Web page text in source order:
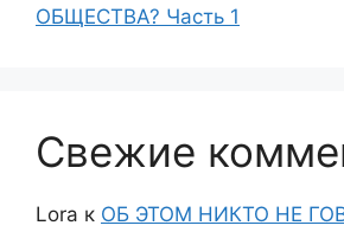
ОБЩЕСТВА? Часть 1
Свежие
Lora к ОБ ЭТОМ НИКТО НЕ